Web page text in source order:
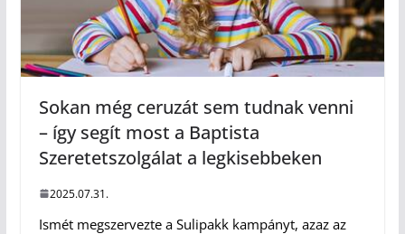
Sokan még ceruzát sem tudnak venni
– így segít most a Baptista
Szeretetszolgálat a legkisebbeken
2025.07.31.
Ismét megszervezte a Sulipakk kampányt, azaz az